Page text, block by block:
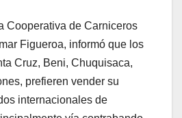
Cooperativa de Carniceros
Figueroa, informó que los
Cruz, Beni, Chuquisaca,
prefieren vender su
internacionales de